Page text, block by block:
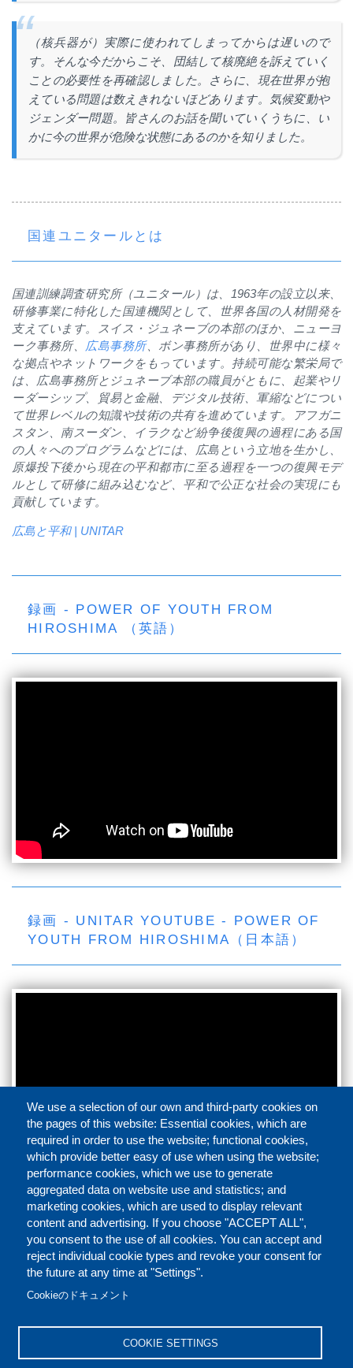
（核兵器が）実際に使われてしまってからは遅いので
す。そんな今だからこそ、団結して核廃絶を訴えていく
ことの必要性を再確認しました。さらに、現在世界が抱
えている問題は数えきれないほどあります。気候変動や
ジェンダー問題。皆さんのお話を聞いていくうちに、い
かに今の世界が危険な状態にあるのかを知りました。
国連ユニタールとは
国連訓練調査研究所（ユニタール）は、1963年の設立以来、
研修事業に特化した国連機関として、世界各国の人材開発を
支えています。スイス・ジュネーブの本部のほか、ニューヨ
ーク事務所、
広島事務所、ボン事務所があり、世界中に様々
な拠点やネットワークをもっています。持続可能な繁栄局で
は、広島事務所とジュネーブ本部の職員がともに、起業やリ
ーダーシップ、貿易と金融、デジタル技術、軍縮などについ
て世界レベルの知識や技術の共有を進めています。アフガニ
スタン、南スーダン、イラクなど紛争後復興の過程にある国
の人々へのプログラムなどには、広島という立地を生かし、
原爆投下後から現在の平和都市に至る過程を一つの復興モデ
ルとして研修に組み込むなど、平和で公正な社会の実現にも
貢献しています。
広島と平和 | UNITAR
録画 - POWER OF YOUTH FROM
HIROSHIMA （英語）
録画 - UNITAR YOUTUBE - POWER OF
YOUTH FROM HIROSHIMA（日本語）
シェアする
We use a selection of our own and third-party cookies on
the pages of this website: Essential cookies, which are
required in order to use the website; functional cookies,
which provide better easy of use when using the website;
performance cookies, which we use to generate
aggregated data on website use and statistics; and
marketing cookies, which are used to display relevant
content and advertising. If you choose "ACCEPT ALL",
you consent to the use of all cookies. You can accept and
reject individual cookie types and revoke your consent for
the future at any time at "Settings".
Cookieのドキュメント
COOKIE SETTINGS
FOOTER
お問い合わせ（英語） ご利用規定（英語）
REPORT MISCONDUCT